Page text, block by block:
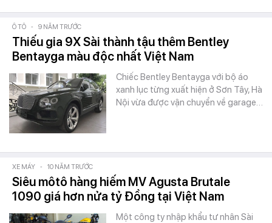
Ô TÔ - 9 NĂM TRƯỚC
Thiếu gia 9X Sài thành tậu thêm Bentley
Bentayga màu độc nhất Việt Nam
Chiếc Bentley Bentayga với bộ áo
xanh lục từng xuất hiện ở Sơn Tây, Hà
Nội vừa được vận chuyển về garage…
XE MÁY - 10 NĂM TRƯỚC
Siêu môtô hàng hiếm MV Agusta Brutale
1090 giá hơn nửa tỷ Đồng tại Việt Nam
Một công ty nhập khẩu tư nhân Sài